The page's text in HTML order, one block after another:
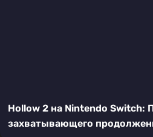
Hollow 2 на Nintendo Switch:
захватывающего